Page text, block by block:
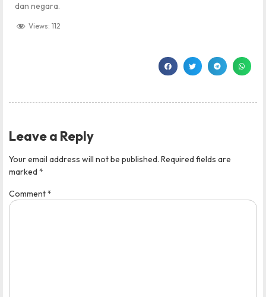
dan negara.
Views: 112
Leave a Reply
Your email address will not be published. Required fields are
marked *
Comment*